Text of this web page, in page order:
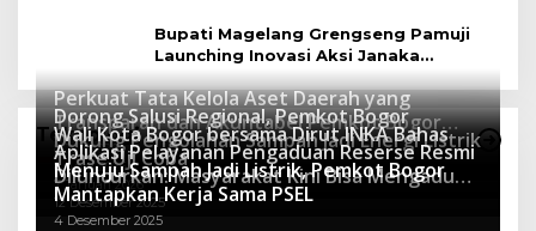
Bupati Magelang Grengseng Pamuji
Launching Inovasi Aksi Janaka
Program Sekolah Adiwiyata
Teknologi
Perkuat Tata Kelola Aset Daerah yang
Transparan dan Akuntabel Pemkot Bogor
Luncurkan SIMASDA
8 Juli 2026
Dorong Salusi Regional, Pemkot Bogor
Dukung Pengolahan Sampah Jadi Energi Listrik
8 April 2026
Wali Kota Bogor bersama Dirut INKA Bahas
Trase Uji Coba
7 Januari 2026
Aplikasi Pelayanan Pengaduan Reserse Resmi
Diluncurkan: Masyarakat Kini Bisa Mengadu
Lebih Cepat, Mudah, dan Terintegrasi
12 Desember 2025
Menuju Sampah Jadi Listrik, Pemkot Bogor
Mantapkan Kerja Sama PSEL
4 Desember 2025